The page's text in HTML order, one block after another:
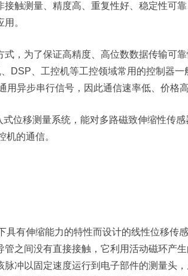
触测量、精度高、重复性好、稳定性可
。
为了保证高精度、高位数数据传输可靠
DSP、工控机等工控领域常用的控制器一
异步串行信号，因此通信速率低、价格高
移测量系统，能对多路磁致伸缩性传感
的通信。
有伸缩能力的特性而设计的线性位移传
之间没有直接接触，它利用活动磁环产
冲以固定速度运行到电子部件的测量头